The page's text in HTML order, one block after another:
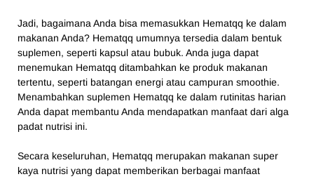
Jadi, bagaimana Anda bisa memasukkan Hematqq ke dalam
makanan Anda? Hematqq umumnya tersedia dalam bentuk
suplemen, seperti kapsul atau bubuk. Anda juga dapat
menemukan Hematqq ditambahkan ke produk makanan
tertentu, seperti batangan energi atau campuran smoothie.
Menambahkan suplemen Hematqq ke dalam rutinitas harian
Anda dapat membantu Anda mendapatkan manfaat dari alga
padat nutrisi ini.
Secara keseluruhan, Hematqq merupakan makanan super
kaya nutrisi yang dapat memberikan berbagai manfaat